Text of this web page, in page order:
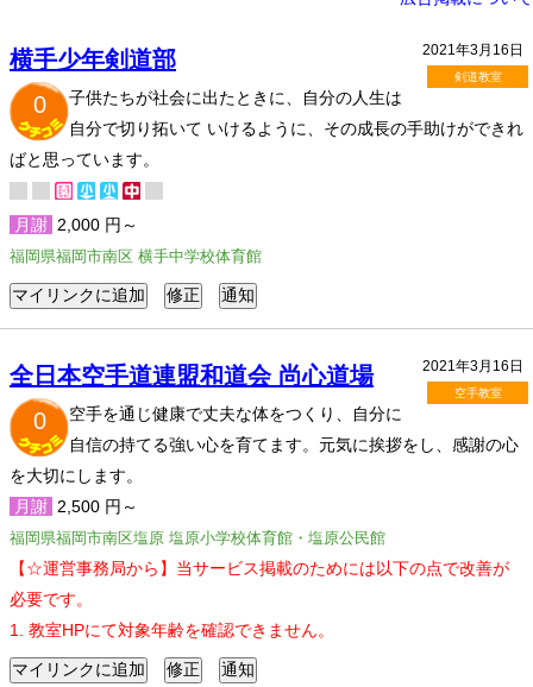
2021年3月16日
剣道教室
横手少年剣道部
0
子供たちが社会に出たときに、自分の人生は
自分で切り拓いて いけるように、その成長の手助けができれ
ばと思っています。
月謝 2,000 円～
福岡県福岡市南区 横手中学校体育館
2021年3月16日
空手教室
全日本空手道連盟和道会 尚心道場
0
空手を通じ健康で丈夫な体をつくり、自分に
自信の持てる強い心を育てます。元気に挨拶をし、感謝の心
を大切にします。
月謝 2,500 円～
福岡県福岡市南区塩原 塩原小学校体育館・塩原公民館
【☆運営事務局から】当サービス掲載のためには以下の点で改善が
必要です。
1. 教室HPにて対象年齢を確認できません。